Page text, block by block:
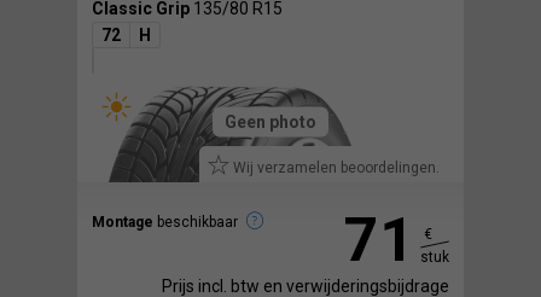
Classic Grip 135/80 R15
72
H
Wij verzamelen beoordelingen.
Montage beschikbaar
Geen photo
71
€
stuk
Prijs incl. btw en verwijderingsbijdrage